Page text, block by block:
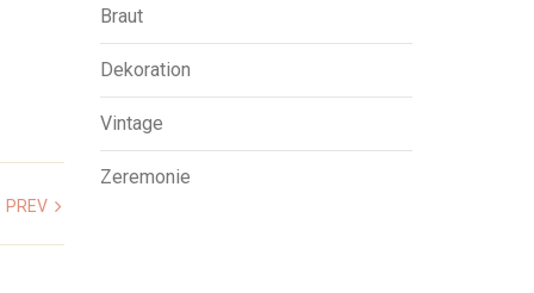
PREV
Braut
Dekoration
Vintage
Zeremonie